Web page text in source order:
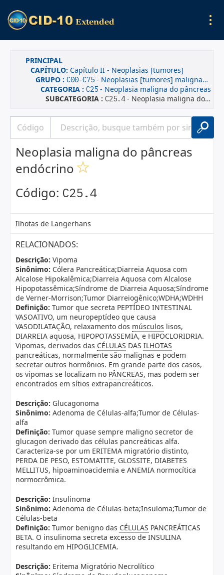
PRINCIPAL
CAPÍTULO: Capítulo II - Neoplasias [tumores]
GRUPO : C00-C75 - Neoplasias [tumores] malignas(os), declaradas ou presumidas como primárias, de localizações especificadas, exceto dos tecidos linfático, hematopoético e tecidos correlatos
CATEGORIA : C25 - Neoplasia maligna do pâncreas
SUBCATEGORIA : C25.4- Neoplasia maligna do pâncreas endócrino
Neoplasia maligna do pâncreas
endócrino
Código: C25.4
Ilhotas de Langerhans
RELACIONADOS:
Descrição: Vipoma
Sinônimo: Cólera Pancreática;Diarreia Aquosa com
Alcalose Hipokalêmica;Diarreia Aquosa com Alcalose
Hipopotassêmica;Síndrome de Diarreia Aquosa;Síndrome
de Verner-Morrison;Tumor Diarreiogênico;WDHA;WDHH
Definição: Tumor que secreta PEPTÍDEO INTESTINAL
VASOATIVO, um neuropeptídeo que causa
VASODILATAÇÃO, relaxamento dos músculos lisos,
DIARREIA aquosa, HIPOPOTASSEMIA, e HIPOCLORIDRIA.
Vipomas, derivados das CÉLULAS DAS ILHOTAS
pancreáticas, normalmente são malignas e podem
secretar outros hormônios. Em grande parte dos casos,
os vipomas se localizam no PÂNCREAS, mas podem ser
encontrados em sítios extrapancreáticos.
Descrição: Glucagonoma
Sinônimo: Adenoma de Células-alfa;Tumor de Células-
alfa
Definição: Tumor quase sempre maligno secretor de
glucagon derivado das células pancreáticas alfa.
Caracteriza-se por um ERITEMA migratório distinto,
PERDA DE PESO, ESTOMATITE, GLOSSITE, DIABETES
MELLITUS, hipoaminoacidemia e ANEMIA normocítica
normocrômica.
Descrição: Insulinoma
Sinônimo: Adenoma de Células-beta;Insuloma;Tumor de
Células-beta
Definição: Tumor benigno das CÉLULAS PANCREÁTICAS
BETA. O insulinoma secreta excesso de INSULINA
resultando em HIPOGLICEMIA.
Descrição: Eritema Migratório Necrolítico